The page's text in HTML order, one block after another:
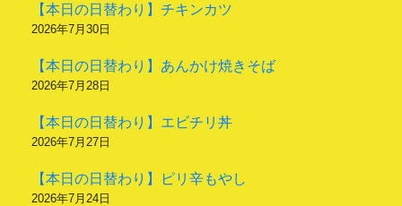
【本日の日替わり】チキンカツ
2026年7月30日
【本日の日替わり】あんかけ焼きそば
2026年7月28日
【本日の日替わり】エビチリ丼
2026年7月27日
【本日の日替わり】ピリ辛もやし
2026年7月24日